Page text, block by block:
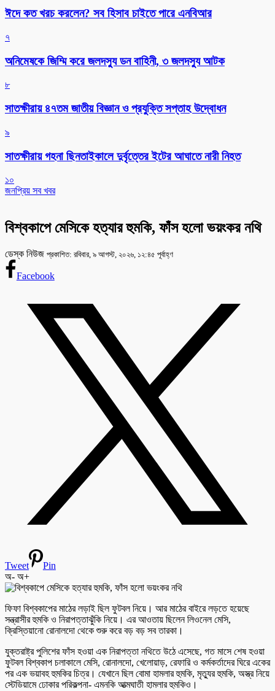
ঈদে কত খরচ করলেন? সব হিসাব চাইতে পারে এনবিআর
৭
অনিমেষকে জিম্মি করে জলদস্যু ডন বাহিনী, ৩ জলদস্যু আটক
৮
সাতক্ষীরায় ৪৭তম জাতীয় বিজ্ঞান ও প্রযুক্তি সপ্তাহ উদ্বোধন
৯
সাতক্ষীরায় গহনা ছিনতাইকালে দুর্বৃত্তের ইটের আঘাতে নারী নিহত
১০
জনপ্রিয় সব খবর
বিশ্বকাপে মেসিকে হত্যার হুমকি, ফাঁস হলো ভয়ংকর নথি
ডেস্ক নিউজ প্রকাশিত: রবিবার, ৯ আগস্ট, ২০২৬, ১২:৪৫ পূর্বাহ্ণ
Facebook
Tweet
Pin
অ- অ+
ফিফা বিশ্বকাপের মাঠের লড়াই ছিল ফুটবল নিয়ে। আর মাঠের বাইরে লড়তে হয়েছে
সন্ত্রাসীর হুমকি ও নিরাপত্তাঝুঁকি নিয়ে। এর আওতায় ছিলেন লিওনেল মেসি,
ক্রিস্তিয়ানো রোনালদো থেকে শুরু করে বড় বড় সব তারকা।
যুক্তরাষ্ট্র পুলিশের ফাঁস হওয়া এক নিরাপত্তা নথিতে উঠে এসেছে, গত মাসে শেষ হওয়া
ফুটবল বিশ্বকাপ চলাকালে মেসি, রোনালদো, খেলোয়াড়, রেফারি ও কর্মকর্তাদের ঘিরে একের
পর এক ভয়াবহ হুমকির চিত্র। যেখানে ছিল বোমা হামলার হুমকি, মৃত্যুর হুমকি, অস্ত্র নিয়ে
স্টেডিয়ামে ঢোকার পরিকল্পনা- এমনকি আত্মঘাতী হামলার হুমকিও।